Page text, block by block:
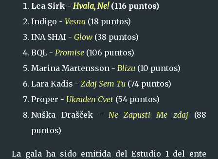
Lea Sirk - Hvala, Ne! (116 puntos)
Indigo - Vesna (18 puntos)
INA SHAI - Glow (38 puntos)
BQL - Promise (106 puntos)
Marina Martensson - Blizu (10 puntos)
Lara Kadis - Zdaj Sem Tu (74 puntos)
Proper - Ukraden Cvet (54 puntos)
Nuška Drašček - Ne Zapusti Me zdaj
(88
puntos)
La gala ha sido emitida del Estudio 1 del ente